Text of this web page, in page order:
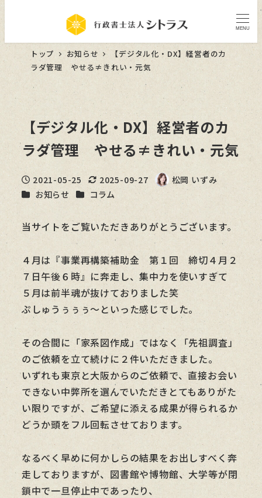
MENU
トップ お知らせ
【デジタル化・DX】経営者のカ
ラダ管理 やせる≠きれい・元気
【デジタル化・DX】経営者のカ
ラダ管理 やせる≠きれい・元気
投稿日
2021-05-25
更新日
2025-09-27
著
松岡 いずみ
カテゴリー
お知らせ カテゴリー
コラム
当サイトをご覧いただきありがとうございます。
４月は『事業再構築補助金 第１回 締切４月２
７日午後６時』に奔走し、集中力を使いすぎて
５月は前半魂が抜けておりました笑
ぷしゅうぅぅぅ～といった感じでした。
その合間に「家系図作成」ではなく「先祖調査」
のご依頼を立て続けに２件いただきました。
いずれも東京と大阪からのご依頼で、直接お会い
できない中弊所を選んでいただきとてもありがた
い限りですが、ご希望に添える成果が得られるか
どうか頭をフル回転させております。
なるべく早めに何かしらの結果をお出しすべく奔
走しておりますが、図書館や博物館、大学等が閉
鎖中で一旦停止中であったり、